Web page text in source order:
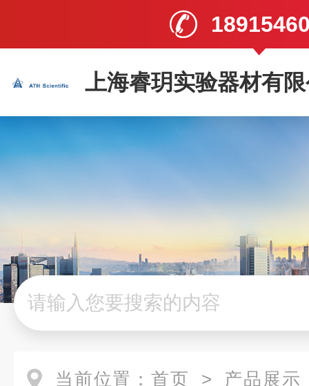
上海睿玥实验器材有
当前位置： 首页 > 产品展示